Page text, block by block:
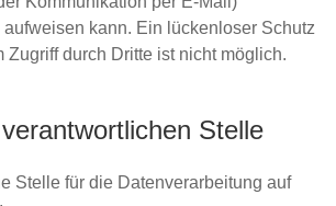
kann. Ein lückenloser Schutz
Zugriff durch Dritte ist nicht möglich.
Stelle
Stelle für die Datenverarbeitung auf